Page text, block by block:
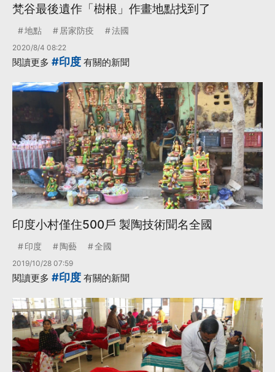
梵谷最後遺作「樹根」作畫地點找到了
地點 居家防疫 法國
2020/8/4 08:22
閱讀更多 #印度 有關的新聞
印度小村僅住500戶 製陶技術聞名全國
印度 陶藝 全國
2019/10/28 07:59
閱讀更多 #印度 有關的新聞